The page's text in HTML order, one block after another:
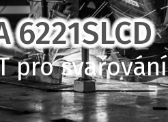
6221SLCD
pro svařování